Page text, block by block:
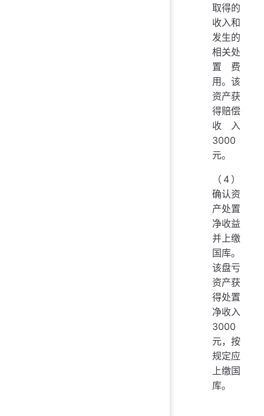
取得的
收入和
发生的
相关处
置费
用。该
资产获
得赔偿
收入
3000
元。
（4）
确认资
产处置
净收益
并上缴
国库。
该盘亏
资产获
得处置
净收入
3000
元，按
规定应
上缴国
库。